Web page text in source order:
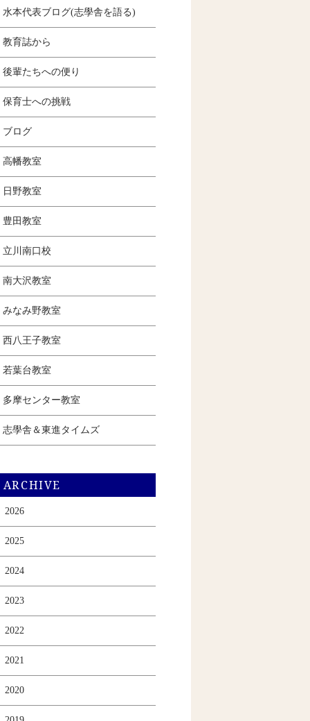
水本代表ブログ(志學舎を語る)
教育誌から
後輩たちへの便り
保育士への挑戦
ブログ
高幡教室
日野教室
豊田教室
立川南口校
南大沢教室
みなみ野教室
西八王子教室
若葉台教室
多摩センター教室
志學舎＆東進タイムズ
ARCHIVE
2026
2025
2024
2023
2022
2021
2020